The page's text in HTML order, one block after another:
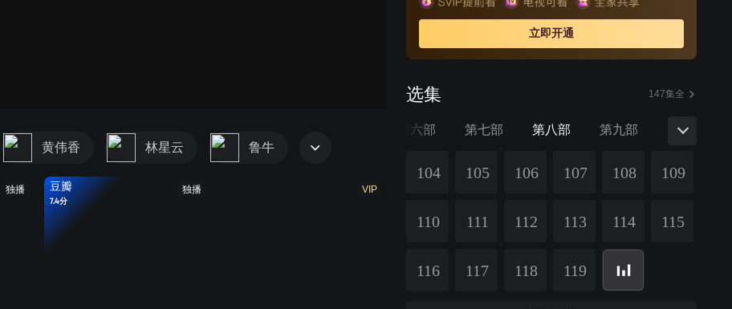
立即开通
选集 147集全
第六部 第七部 第八部 第九部 第十部
104 105 106 107 108 109
110 111 112 113 114 115
116 117 118 119
黄伟香 林星云 鲁牛
独播 独播
豆瓣
7.4分
VIP